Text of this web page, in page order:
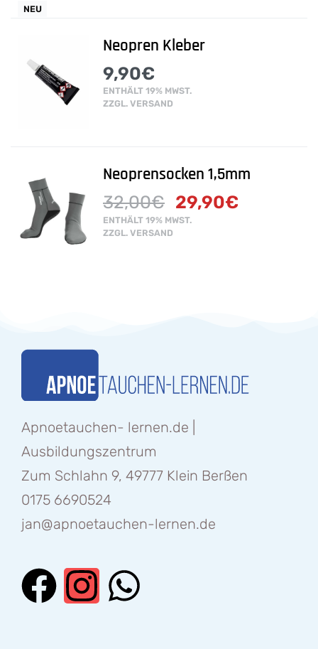
NEU
Neopren Kleber
9,90€
ENTHÄLT 19% MWST.
ZZGL. VERSAND
Neoprensocken 1,5mm
32,00€ 29,90€
ENTHÄLT 19% MWST.
ZZGL. VERSAND
Apnoetauchen- lernen.de |
Ausbildungszentrum
Zum Schlahn 9, 49777 Klein Berßen
0175 6690524
jan@apnoetauchen-lernen.de